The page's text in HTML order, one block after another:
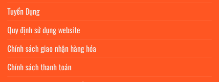
Tuyển Dụng
Quy định sử dụng website
Chính sách giao nhận hàng hóa
Chính sách thanh toán